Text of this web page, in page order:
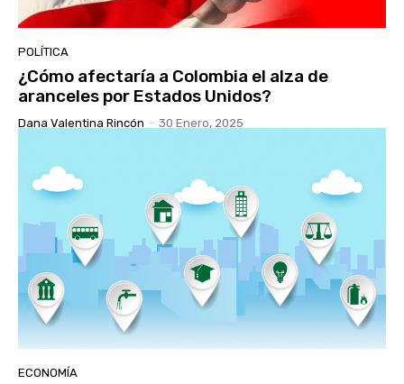
POLÍTICA
¿Cómo afectaría a Colombia el alza de
aranceles por Estados Unidos?
Dana Valentina Rincón - 30 Enero, 2025
ECONOMÍA